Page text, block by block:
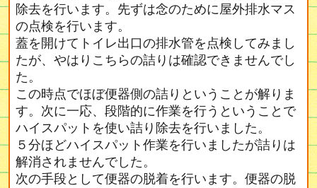
除去を行います。先ずは念のために屋外排水マス
の点検を行います。
蓋を開けてトイレ出口の排水管を点検してみまし
たが、やはりこちらの詰りは確認できませんでし
た。
この時点でほぼ便器側の詰りということが解りま
す。次に一応、段階的に作業を行うということで
ハイスパットを使い詰り除去を行いました。
５分ほどハイスパット作業を行いましたが詰りは
解消されませんでした。
次の手段として便器の脱着を行います。便器の脱